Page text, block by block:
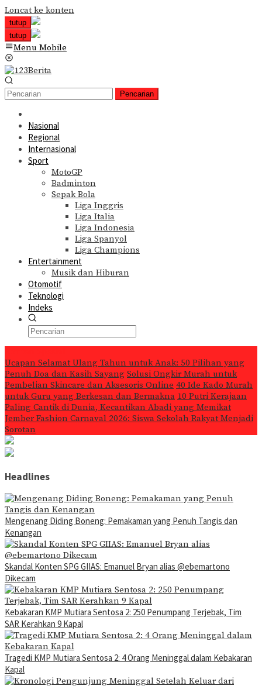
Loncat ke konten
tutup
tutup
Menu Mobile
Pencarian
Nasional
Regional
Internasional
Sport
MotoGP
Badminton
Sepak Bola
Liga Inggris
Liga Italia
Liga Indonesia
Liga Spanyol
Liga Champions
Entertainment
Musik dan Hiburan
Otomotif
Teknologi
Indeks
Ucapan Selamat Ulang Tahun untuk Anak: 50 Pilihan yang
Penuh Doa dan Kasih Sayang Solusi Ongkir Murah untuk
Pembelian Skincare dan Aksesoris Online 40 Ide Kado Murah
untuk Guru yang Berkesan dan Bermakna 10 Putri Kerajaan
Paling Cantik di Dunia, Kecantikan Abadi yang Memikat
Jember Fashion Carnaval 2026: Siswa Sekolah Rakyat Menjadi
Sorotan
Headlines
Mengenang Diding Boneng: Pemakaman yang Penuh Tangis dan
Kenangan
Skandal Konten SPG GIIAS: Emanuel Bryan alias @ebemartono
Dikecam
Kebakaran KMP Mutiara Sentosa 2: 250 Penumpang Terjebak, Tim
SAR Kerahkan 9 Kapal
Tragedi KMP Mutiara Sentosa 2: 4 Orang Meninggal dalam Kebakaran
Kapal